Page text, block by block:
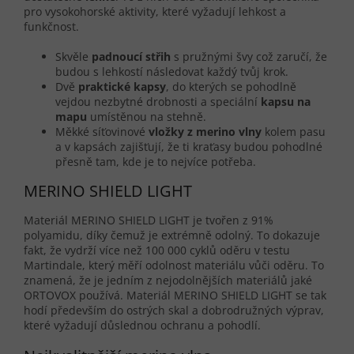
pro vysokohorské aktivity, které vyžadují lehkost a
funkčnost.
Skvěle padnoucí střih s pružnými švy což zaručí, že
budou s lehkostí následovat každý tvůj krok.
Dvě praktické kapsy, do kterých se pohodlně
vejdou nezbytné drobnosti a speciální kapsu na
mapu umístěnou na stehně.
Měkké síťovinové vložky z merino vlny kolem pasu
a v kapsách zajišťují, že ti kraťasy budou pohodlné
přesně tam, kde je to nejvíce potřeba.
MERINO SHIELD LIGHT
Materiál MERINO SHIELD LIGHT je tvořen z 91%
polyamidu, díky čemuž je extrémně odolný. To dokazuje
fakt, že vydrží více než 100 000 cyklů oděru v testu
Martindale, který měří odolnost materiálu vůči oděru. To
znamená, že je jedním z nejodolnějších materiálů jaké
ORTOVOX používá. Materiál MERINO SHIELD LIGHT se tak
hodí především do ostrých skal a dobrodružných výprav,
které vyžadují důslednou ochranu a pohodlí.